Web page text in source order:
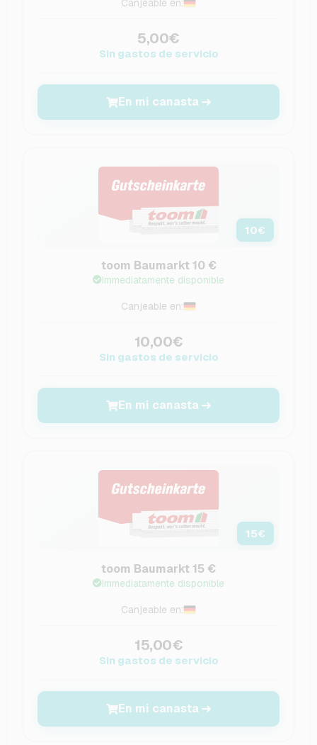
Canjeable en:
5,00€
Sin gastos de servicio
En mi canasta
10€
toom Baumarkt 10 €
Immediatamente disponible
Canjeable en:
10,00€
Sin gastos de servicio
En mi canasta
15€
toom Baumarkt 15 €
Immediatamente disponible
Canjeable en:
15,00€
Sin gastos de servicio
En mi canasta